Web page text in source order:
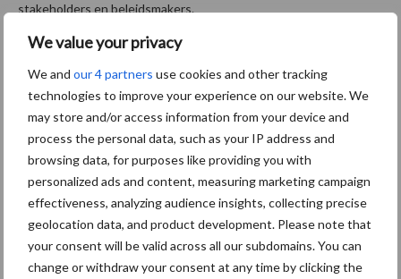
We value your privacy
We and our 4 partners use cookies and other tracking
technologies to improve your experience on our website. We
may store and/or access information from your device and
process the personal data, such as your IP address and
browsing data, for purposes like providing you with
personalized ads and content, measuring marketing campaign
effectiveness, analyzing audience insights, collecting precise
geolocation data, and product development. Please note that
your consent will be valid across all our subdomains. You can
change or withdraw your consent at any time by clicking the
stakeholders en beleidsmakers.
Tekst: Gerben Hofman
Beeld; Prosu Beeldarchief